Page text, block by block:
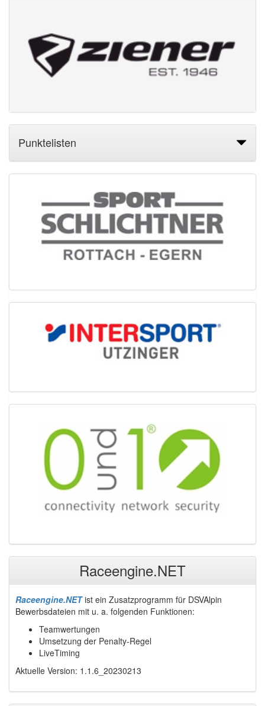
Punktelisten
Raceengine.NET
Raceengine.NETist ein Zusatzprogramm für DSVAlpin
Bewerbsdateien mit u. a. folgenden Funktionen:
Teamwertungen
Umsetzung der Penalty-Regel
LiveTiming
Aktuelle Version: 1.1.6_20230213